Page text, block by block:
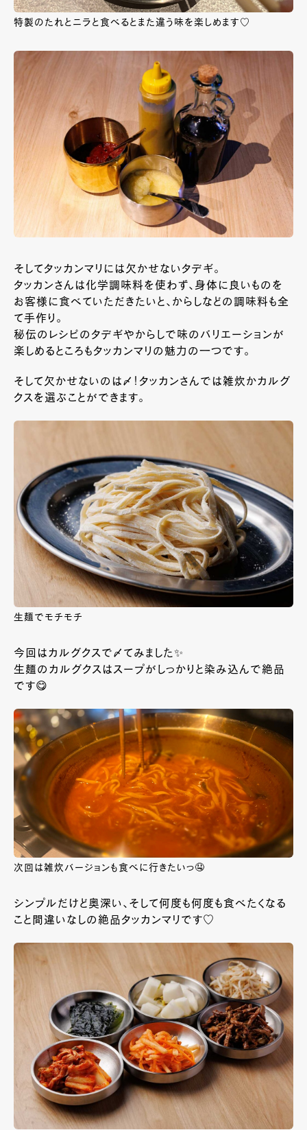
特製のたれとニラと食べるとまた違う味を楽しめます♡
そしてタッカンマリには欠かせないタデギ。
タッカンさんは化学調味料を使わず、身体に良いものを
お客様に食べていただきたいと、からしなどの調味料も全
て手作り。
秘伝のレシピのタデギやからしで味のバリエーションが
楽しめるところもタッカンマリの魅力の一つです。
そして欠かせないのは〆！タッカンさんでは雑炊かカルグ
クスを選ぶことができます。
生麺でモチモチ
今回はカルグクスで〆てみました✨
生麺のカルグクスはスープがしっかりと染み込んで絶品
です😋
次回は雑炊バージョンも食べに行きたいっ🤤
シンプルだけど奥深い、そして何度も何度も食べたくなる
こと間違いなしの絶品タッカンマリです♡